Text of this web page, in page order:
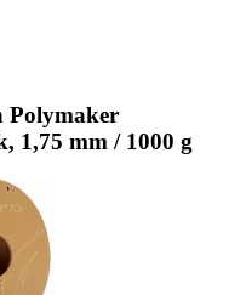
Polymaker
1,75 mm / 1000 g